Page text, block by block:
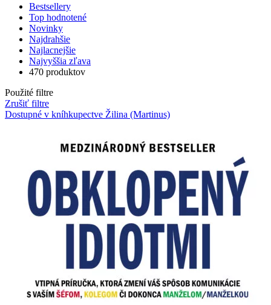
Bestsellery
Top hodnotené
Novinky
Najdrahšie
Najlacnejšie
Najvyššia zľava
470 produktov
Použité filtre
Zrušiť filtre
Dostupné v kníhkupectve Žilina (Martinus)